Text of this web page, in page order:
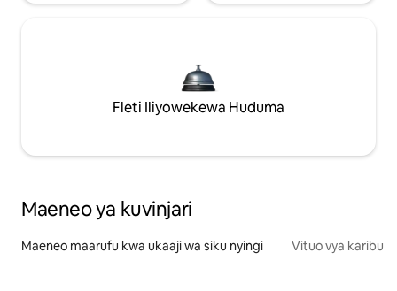
Fleti Iliyowekewa Huduma
Maeneo ya kuvinjari
Maeneo maarufu kwa ukaaji wa siku nyingi Vituo vya karibu